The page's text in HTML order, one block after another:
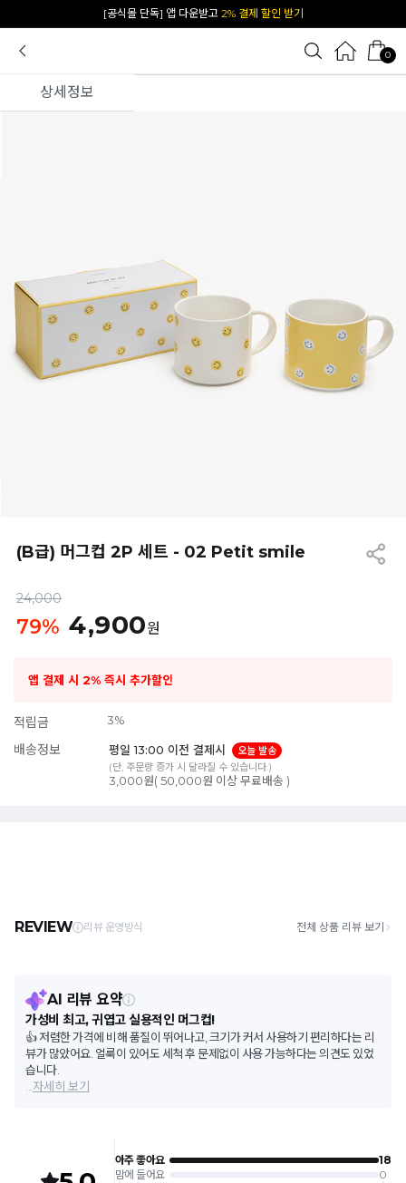
카카오 플친 추가하면1천원 즉시 할인 쿠폰
0
상세정보
(B급) 머그컵 2P 세트 - 02 Petit smile
24,000
79% 4,900원
앱 결제 시 2% 즉시 추가할인
적립금 3%
배송정보 평일 13:00 이전 결제시
오늘 발송
(단, 주문량 증가 시 달라질 수 있습니다.)
3,000원( 50,000원 이상 무료배송 )